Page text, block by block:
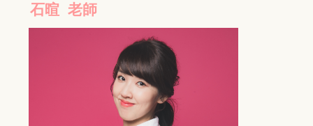
石暄 老師